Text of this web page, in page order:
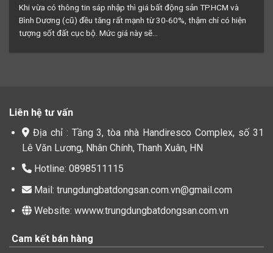
Khi vừa có thông tin sáp nhập thì giá bất động sản TP.HCM và
Bình Dương (cũ) đều tăng rất mạnh từ 30-60%, thậm chí có hiện
tượng sốt đất cục bộ. Mức giá này sẽ...
Liên hệ tư vấn
Địa chỉ : Tầng 3, tòa nhà Handiresco Complex, số 31
Lê Văn Lương, Nhân Chính, Thanh Xuân, HN
Hotline: 0898511115
Mail: trungdungbatdongsan.com.vn@gmail.com
Website: wwww.trungdungbatdongsan.com.vn
Cam kết bán hàng